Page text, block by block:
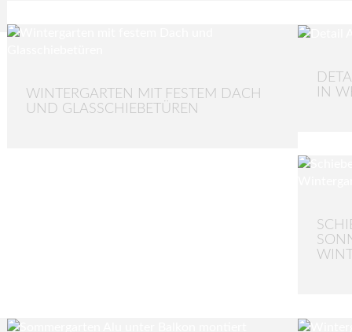
WINTERGARTEN MIT FESTEM DACH
UND GLASSCHIEBETÜREN
IN